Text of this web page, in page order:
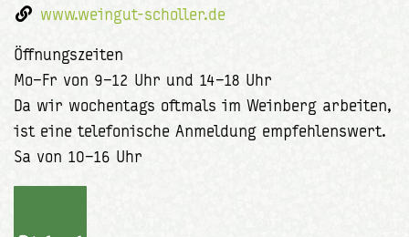
www.weingut-scholler.de
Öffnungszeiten
Mo–Fr von 9–12 Uhr und 14–18 Uhr
Da wir wochentags oftmals im Weinberg arbeiten,
ist eine telefonische Anmeldung empfehlenswert.
Sa von 10–16 Uhr